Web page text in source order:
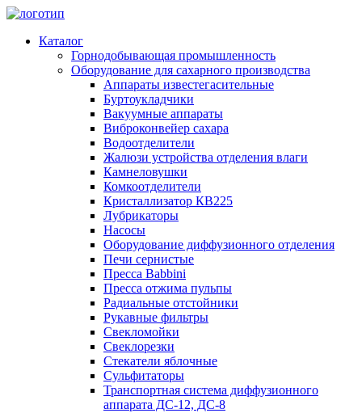
Каталог
Горнодобывающая промышленность
Оборудование для сахарного производства
Аппараты известегасительные
Буртоукладчики
Вакуумные аппараты
Виброконвейер сахара
Водоотделители
Жалюзи устройства отделения влаги
Камнеловушки
Комкоотделители
Кристаллизатор КВ225
Лубрикаторы
Насосы
Оборудование диффузионного отделения
Печи сернистые
Пресса Babbini
Пресса отжима пульпы
Радиальные отстойники
Рукавные фильтры
Свекломойки
Свеклорезки
Стекатели яблочные
Сульфитаторы
Транспортная система диффузионного
аппарата ДС-12, ДС-8